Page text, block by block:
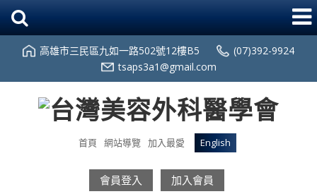
高雄市三民區九如一路502號12樓B5
(07)392-9924
tsaps3a1@gmail.com
首頁 網站導覽 加入最愛 English
會員登入 加入會員